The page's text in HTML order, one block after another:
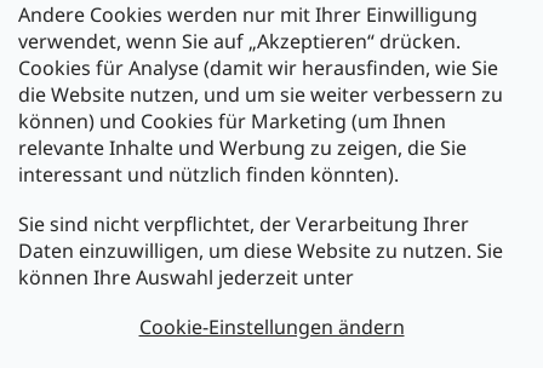
Andere Cookies werden nur mit Ihrer Einwilligung
verwendet, wenn Sie auf „Akzeptieren“ drücken.
Cookies für Analyse (damit wir herausfinden, wie Sie
die Website nutzen, und um sie weiter verbessern zu
können) und Cookies für Marketing (um Ihnen
relevante Inhalte und Werbung zu zeigen, die Sie
interessant und nützlich finden könnten).
Sie sind nicht verpflichtet, der Verarbeitung Ihrer
Daten einzuwilligen, um diese Website zu nutzen. Sie
können Ihre Auswahl jederzeit unter
Cookie-Einstellungen ändern
Zahlarten:
Newsletter abonnieren
Legen Sie Ihre E-Mail ein und wir werden Ihnen Informationen
über neue Produkte in unserem E-Shop zusenden.